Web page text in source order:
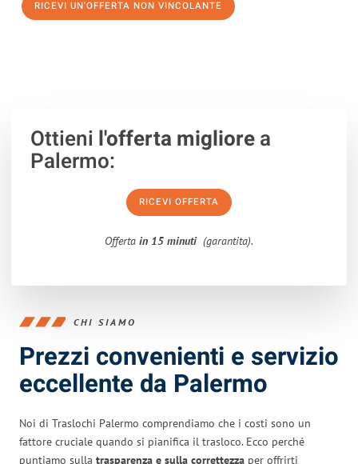
RICEVI UN'OFFERTA NON VINCOLANTE
Ottieni l'offerta migliorea
Palermo:
RICEVI OFFERTA
Offerta in 15 minuti (garantita).
CHI SIAMO
Prezzi convenienti e servizio
eccellente da Palermo
Noi di Traslochi Palermo comprendiamo che i costi sono un
fattore cruciale quando si pianifica il trasloco. Ecco perché
puntiamo sulla trasparenza e sulla correttezza per offrirti